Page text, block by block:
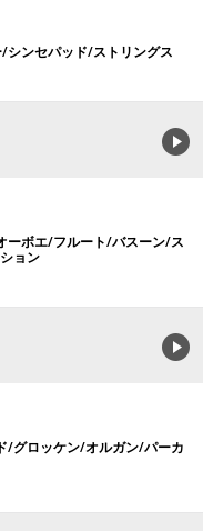
シンセパッド/ストリングス
ーボエ/フルート/バスーン/ス
ョン
/グロッケン/オルガン/パーカ